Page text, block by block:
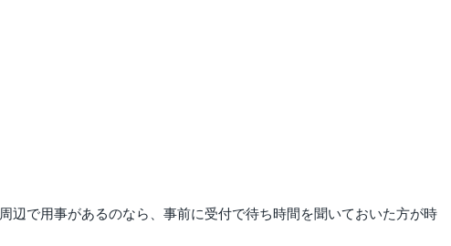
辺で用事があるのなら、事前に受付で待ち時間を聞いておいた方が時